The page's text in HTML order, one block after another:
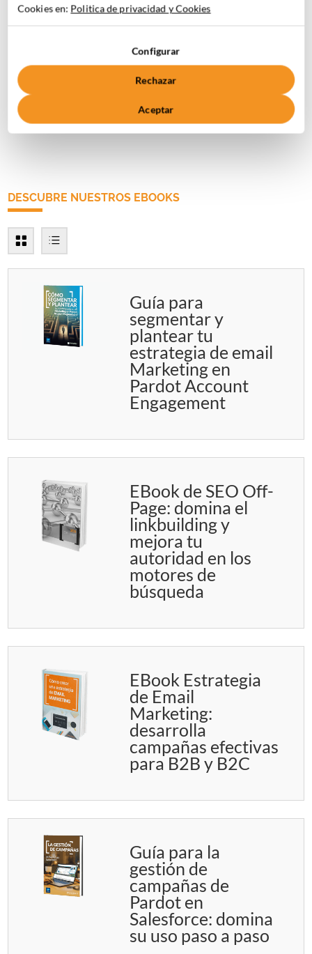
cómo optimizar
tu contenido
para los motores
de respuesta
DESCUBRE NUESTROS EBOOKS
Guía para
segmentar y
plantear tu
estrategia de email
Marketing en
Pardot Account
Engagement
EBook de SEO Off-
Page: domina el
linkbuilding y
mejora tu
autoridad en los
motores de
búsqueda
EBook Estrategia
de Email
Marketing:
desarrolla
campañas efectivas
para B2B y B2C
Guía para la
gestión de
campañas de
Pardot en
Salesforce: domina
su uso paso a paso
Cookies en: Politica de privacidad y Cookies
Configurar
Rechazar
Aceptar